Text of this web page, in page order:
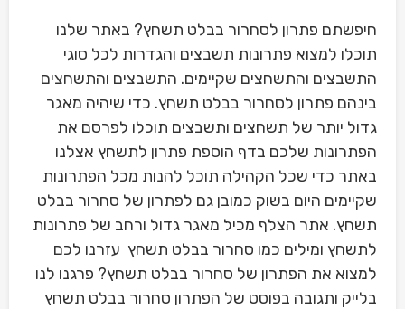
חיפשתם פתרון לסחרור בבלט תשחץ? באתר שלנו
תוכלו למצוא פתרונות תשבצים והגדרות לכל סוגי
התשבצים והתשחצים שקיימים. התשבצים והתשחצים
בינהם פתרון לסחרור בבלט תשחץ. כדי שיהיה מאגר
גדול יותר של תשחצים ותשבצים תוכלו לפרסם את
הפתרונות שלכם בדף הוספת פתרון לתשחץ אצלנו
באתר כדי שכל הקהילה תוכל להנות מכל הפתרונות
שקיימים היום בשוק כמובן גם לפתרון של סחרור בבלט
תשחץ. אתר הצלף מכיל מאגר גדול ורחב של פתרונות
לתשחץ ומילים כמו סחרור בבלט תשחץ עזרנו לכם
למצוא את הפתרון של סחרור בבלט תשחץ? פרגנו לנו
בלייק ותגובה בפוסט של הפתרון סחרור בבלט תשחץ